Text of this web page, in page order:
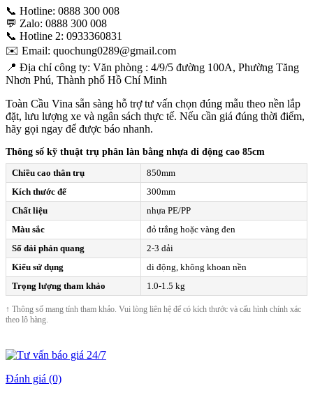
📞 Hotline: 0888 300 008
💬 Zalo: 0888 300 008
📞 Hotline 2: 0933360831
✉️ Email: quochung0289@gmail.com
📍 Địa chỉ công ty: Văn phòng : 4/9/5 đường 100A, Phường Tăng
Nhơn Phú, Thành phố Hồ Chí Minh
Toàn Cầu Vina sẵn sàng hỗ trợ tư vấn chọn đúng mẫu theo nền lắp
đặt, lưu lượng xe và ngân sách thực tế. Nếu cần giá đúng thời điểm,
hãy gọi ngay để được báo nhanh.
Thông số kỹ thuật trụ phân làn bằng nhựa di động cao 85cm
Chiều cao thân trụ
850mm
Kích thước đế
300mm
Chất liệu
nhựa PE/PP
Màu sắc
đỏ trắng hoặc vàng đen
Số dải phản quang
2-3 dải
Kiểu sử dụng
di động, không khoan nền
Trọng lượng tham khảo
1.0-1.5 kg
↑ Thông số mang tính tham khảo. Vui lòng liên hệ để có kích thước và cấu hình chính xác
theo lô hàng.
Đánh giá (0)